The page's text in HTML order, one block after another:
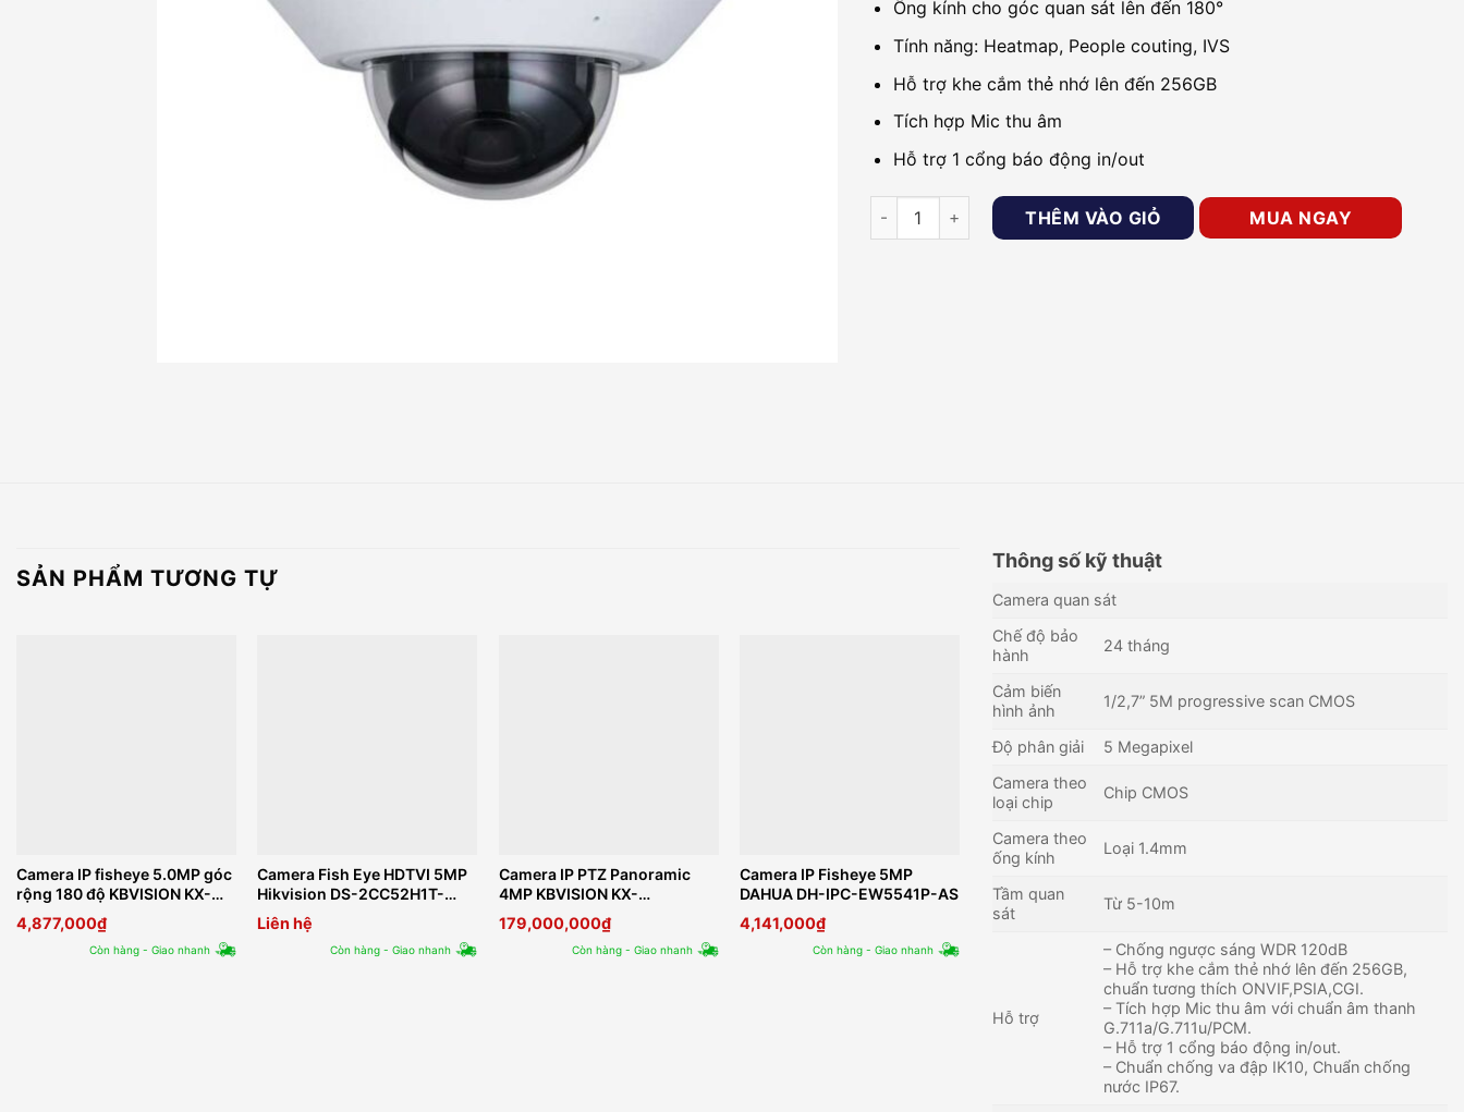
Ống kính cho góc quan sát lên đến 180°
Tính năng: Heatmap, People couting, IVS
Hỗ trợ khe cắm thẻ nhớ lên đến 256GB
Tích hợp Mic thu âm
Hỗ trợ 1 cổng báo động in/out
Camera IP Fisheye 5MP DAHUA DH-IPC-EB5541P-AS số lượng
THÊM VÀO GIỎ MUA NGAY
SẢN PHẨM TƯƠNG TỰ
Camera IP fisheye 5.0MP góc
rộng 180 độ KBVISION KX-
E0505FN2
4,877,000₫
Còn hàng - Giao nhanh
Camera Fish Eye HDTVI 5MP
Hikvision DS-2CC52H1T-
FITS
Liên hệ
Còn hàng - Giao nhanh
Camera IP PTZ Panoramic
4MP KBVISION KX-
F16440MSPN
179,000,000₫
Còn hàng - Giao nhanh
Camera IP Fisheye 5MP
DAHUA DH-IPC-EW5541P-AS
4,141,000₫
Còn hàng - Giao nhanh
Thông số kỹ thuật
Camera quan sát
Chế độ bảo
hành
24 tháng
Cảm biến
hình ảnh
1/2,7” 5M progressive scan CMOS
Độ phân giải
5 Megapixel
Camera theo
loại chip
Chip CMOS
Camera theo
ống kính
Loại 1.4mm
Tầm quan
sát
Từ 5-10m
Hỗ trợ
– Chống ngược sáng WDR 120dB
– Hỗ trợ khe cắm thẻ nhớ lên đến 256GB,
chuẩn tương thích ONVIF,PSIA,CGI.
– Tích hợp Mic thu âm với chuẩn âm thanh
G.711a/G.711u/PCM.
– Hỗ trợ 1 cổng báo động in/out.
– Chuẩn chống va đập IK10, Chuẩn chống
nước IP67.